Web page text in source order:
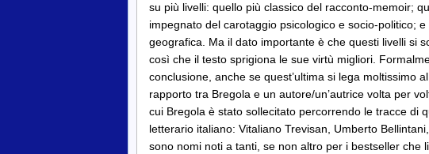
su più livelli: quello più classico del racconto-memoir;
impegnato del carotaggio psicologico e socio-politico;
geografica. Ma il dato importante è che questi livelli si
così che il testo sprigiona le sue virtù migliori.
conclusione, anche se quest’ultima si lega moltissimo
rapporto tra Bregola e un autore/un’autrice volta per
cui Bregola è stato sollecitato percorrendo le tracce di
letterario italiano: Vitaliano Trevisan, Umberto
sono nomi noti a tanti, se non altro per i bestseller